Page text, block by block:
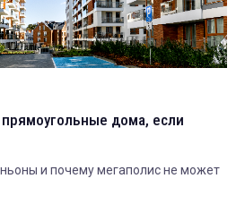
дома, если
и почему мегаполис не может